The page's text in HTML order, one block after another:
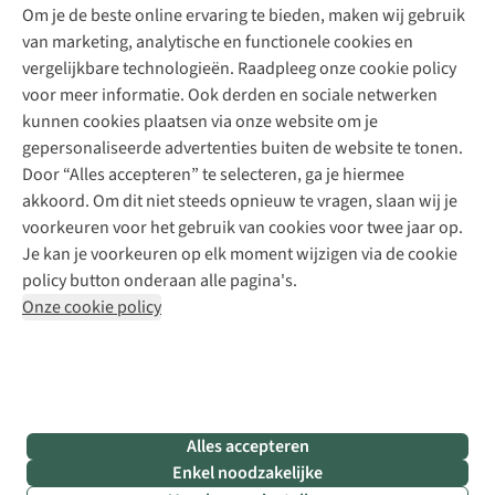
Om je de beste online ervaring te bieden, maken wij gebruik
van marketing, analytische en functionele cookies en
vergelijkbare technologieën. Raadpleeg onze cookie policy
voor meer informatie. Ook derden en sociale netwerken
kunnen cookies plaatsen via onze website om je
gepersonaliseerde advertenties buiten de website te tonen.
Door “Alles accepteren” te selecteren, ga je hiermee
akkoord. Om dit niet steeds opnieuw te vragen, slaan wij je
voorkeuren voor het gebruik van cookies voor twee jaar op.
Je kan je voorkeuren op elk moment wijzigen via de cookie
policy button onderaan alle pagina's.
Onze cookie policy
Alles accepteren
Enkel noodzakelijke
Schoenherstelling
Kledingherstelling
Retouches
Voor bedrijven
Explore Academy
Explore Camp
Gear Check
Inspiratie & advies
Meld je aan voor de nieuwsbrief
Follow us
Disclaimer Privacy Policy
Algemene voorwaarden
Cookie Policy